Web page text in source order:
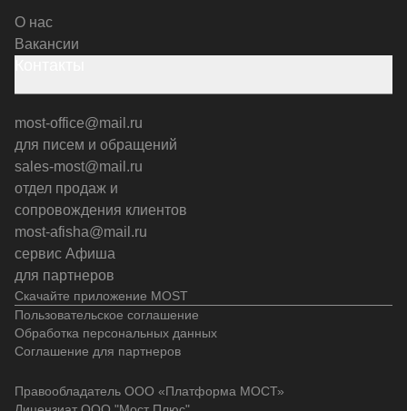
Скачайте приложение MOST
О нас
Вакансии
most-office@mail.ru
для писем и обращений
sales-most@mail.ru
отдел продаж и
сопровождения клиентов
most-afisha@mail.ru
сервис Афиша
для партнеров
Пользовательское соглашение
Обработка персональных данных
Соглашение для партнеров
Правообладатель ООО «Платформа МОСТ»